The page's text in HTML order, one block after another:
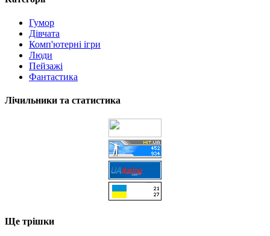
Гумор
Дівчата
Комп'ютерні ігри
Люди
Пейзажі
Фантастика
Лічильники та статистика
Ще трішки